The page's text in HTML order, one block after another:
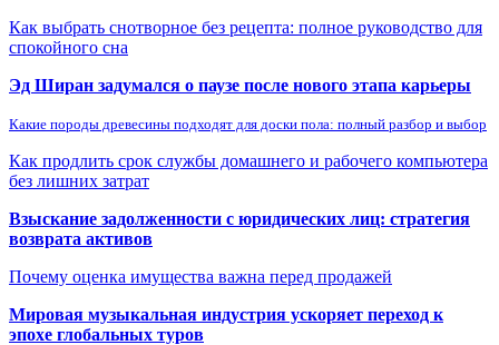
Как выбрать снотворное без рецепта: полное руководство для
спокойного сна
Эд Ширан задумался о паузе после нового этапа карьеры
Какие породы древесины подходят для доски пола: полный разбор и выбор
Как продлить срок службы домашнего и рабочего компьютера
без лишних затрат
Взыскание задолженности с юридических лиц: стратегия
возврата активов
Почему оценка имущества важна перед продажей
Мировая музыкальная индустрия ускоряет переход к
эпохе глобальных туров